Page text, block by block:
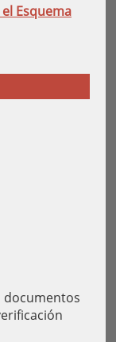
Esquema
documentos